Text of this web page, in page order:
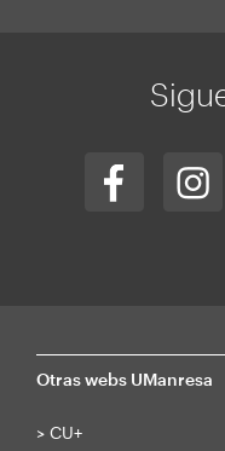
Otras webs UManresa
> CU+